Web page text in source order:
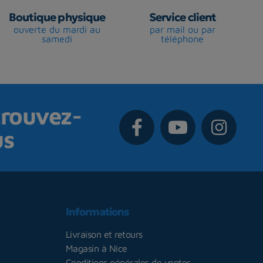
Boutique physique
ouverte du mardi au
samedi
Service client
par mail ou par
téléphone
Informations
Livraison et retours
Magasin à Nice